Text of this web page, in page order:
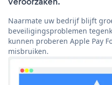
Naarmate uw bedrijf blijft
beveiligingsproblemen
kunnen proberen Apple Pay
misbruiken.